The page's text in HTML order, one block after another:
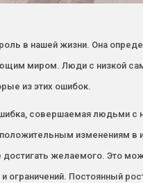
в нашей жизни. Она
миром. Люди с низкой
из этих ошибок.
совершаемая людьми с
положительным изменениям
желаемого. Это
ограничений. Постоянный